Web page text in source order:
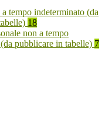
tempo indeterminato (da
18
non a tempo
pubblicare in tabelle) 7